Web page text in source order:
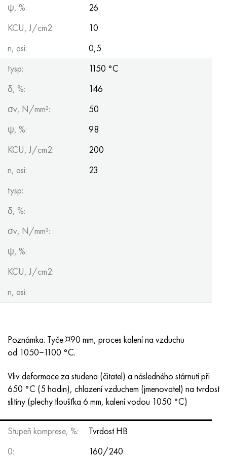
ψ, %:
26
KCU, J/cm2:
10
n, asi:
0,5
tysp:
1150 °С
δ, %:
146
σv, N/mm²:
50
ψ, %:
98
KCU, J/cm2:
200
n, asi:
23
tysp:
δ, %:
σv, N/mm²:
ψ, %:
KCU, J/cm2:
n, asi:
Poznámka. Tyče ¤90 mm, proces kalení na vzduchu
od 1050−1100 °C.
Vliv deformace za studena (čitatel) a následného stárnutí při
650 °C (5 hodin), chlazení vzduchem (jmenovatel) na tvrdost
slitiny (plechy tloušťka 6 mm, kalení vodou 1050 °C)
Stupeň komprese, %:
Tvrdost HB
0:
160/240